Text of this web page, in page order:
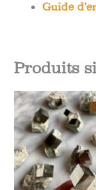
Guide
Produits